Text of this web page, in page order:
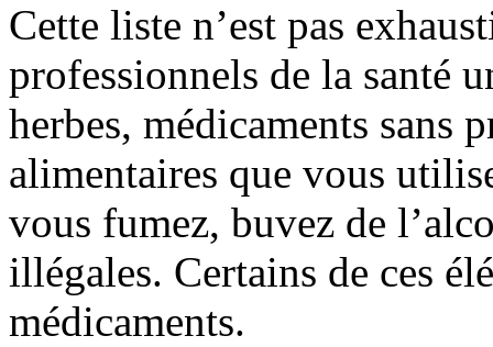
Cette liste n’est pas
professionnels de la santé
herbes, médicaments sans
alimentaires que vous
vous fumez, buvez de
illégales. Certains de ces
médicaments.